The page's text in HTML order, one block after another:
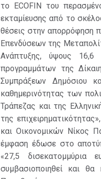
το ECOFIN του
εκταμίευσης από το
θέσεις στην απορρόφηση
Επενδύσεων της
Ανάπτυξης, ύψους 16,6
προγραμμάτων της
Συμπράξεων Δημόσιου
καθημερινότητας των
Τράπεζας και της
της επιχειρηματικότητας»,
και Οικονομικών Νίκος
έμφαση έδωσε στο
«27,5
συμβασιοποιηθεί και